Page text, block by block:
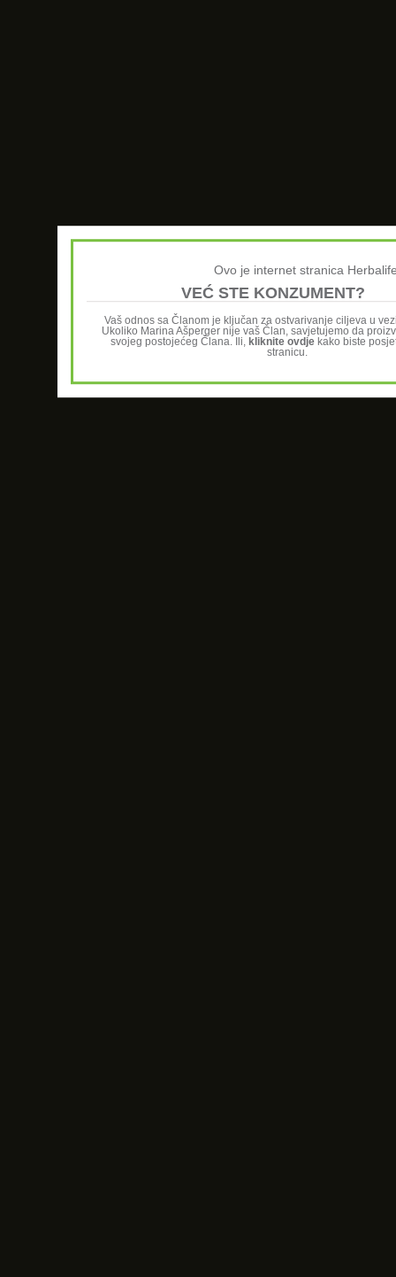
Ovo je internet stranica
VEĆ STE KONZUMENT?
Vaš odnos sa Članom je ključan za ostvarivanje ciljeva u
Ukoliko Marina Ašperger nije vaš Član, savjetujemo da
svojeg postojećeg Člana. Ili, kliknite ovdjekako biste
stranicu.